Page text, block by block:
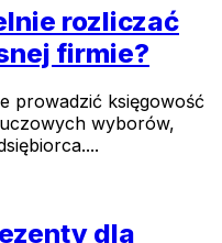
rozliczać
firmie?
prowadzić księgowość
wyborów,
dla